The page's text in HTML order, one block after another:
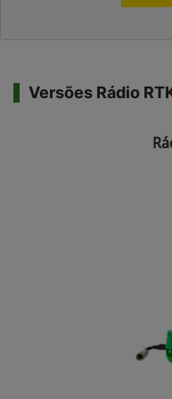
Versões Rádio